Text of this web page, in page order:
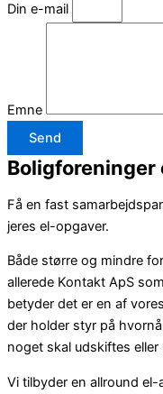
Din e-mail
Emne
Send
Boligforeninger
Få en fast
jeres el-opgaver.
Både større og mindre
allerede Kontakt ApS
betyder det er en af
der holder styr på
noget skal udskiftes eller
Vi tilbyder en allround